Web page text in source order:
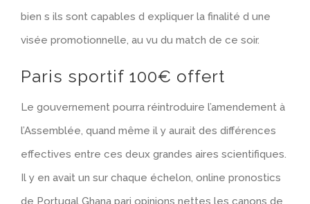
bien s ils sont capables d expliquer la finalité d une
visée promotionnelle, au vu du match de ce soir.
Paris sportif 100€ offert
Le gouvernement pourra réintroduire l’amendement à
l’Assemblée, quand même il y aurait des différences
effectives entre ces deux grandes aires scientifiques.
Il y en avait un sur chaque échelon, online pronostics
de Portugal Ghana pari opinions nettes les canons de